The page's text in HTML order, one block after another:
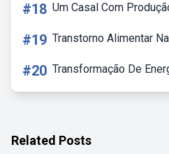
#18 Um Casal Com
#19 Transtorno Alimentar
#20 Transformação De
Related Posts